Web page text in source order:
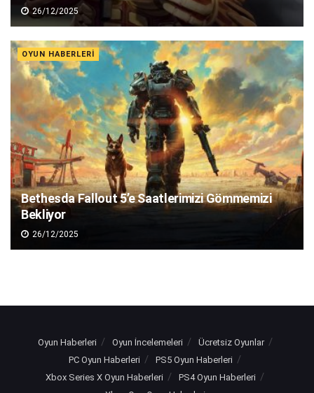
26/12/2025
OYUN HABERLERI
Bethesda Fallout 5’e Saatlerimizi Gömmemizi
Bekliyor
26/12/2025
Oyun Haberleri Oyun İncelemeleri
Ücretsiz Oyunlar
PC Oyun Haberleri
PS5 Oyun Haberleri
Xbox Series X Oyun Haberleri
PS4 Oyun Haberleri